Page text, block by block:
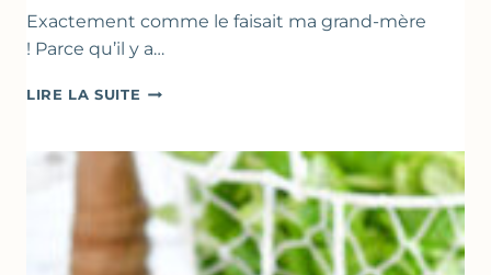
Exactement comme le faisait ma grand-mère
! Parce qu’il y a…
LIRE LA SUITE BEIGNETS
LA
BIÈRE
–
COMME
À